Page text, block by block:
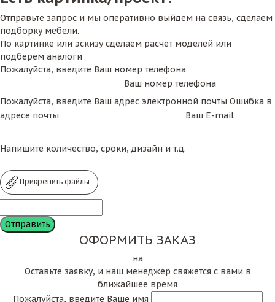
Отправьте запрос и мы оперативно выйдем на связь, сделаем
подборку мебели.
По картинке или эскизу сделаем расчет моделей или
подберем аналоги
Пожалуйста, введите Ваш номер телефона
Ваш номер телефона
Пожалуйста, введите Ваш адрес электронной почты Ошибка в
адресе почты
Ваш E-mail
Напишите количество, сроки, дизайн и т.д.
Прикрепить файлы
ОФОРМИТЬ ЗАКАЗ
на
Оставьте заявку, и наш менеджер свяжется с вами в
ближайшее время
Пожалуйста, введите Ваше имя